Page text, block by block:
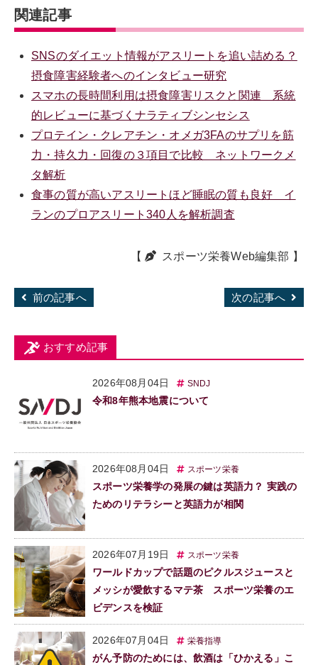
関連記事
SNSのダイエット情報がアスリートを追い詰める？
摂食障害経験者へのインタビュー研究
スマホの長時間利用は摂食障害リスクと関連 系統
的レビューに基づくナラティブシンセシス
プロテイン・クレアチン・オメガ3FAのサプリを筋
力・持久力・回復の３項目で比較 ネットワークメ
タ解析
食事の質が高いアスリートほど睡眠の質も良好 イ
ランのプロアスリート340人を解析調査
【 スポーツ栄養Web編集部 】
前の記事へ 次の記事へ
おすすめ記事
2026年08月04日 SNDJ
令和8年熊本地震について
2026年08月04日 スポーツ栄養
スポーツ栄養学の発展の鍵は英語力？ 実践の
ためのリテラシーと英語力が相関
2026年07月19日 スポーツ栄養
ワールドカップで話題のピクルスジュースと
メッシが愛飲するマテ茶 スポーツ栄養のエ
ビデンスを検証
2026年07月04日 栄養指導
がん予防のためには、飲酒は「ひかえる」こ